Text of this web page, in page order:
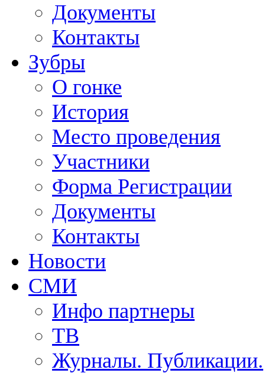
Документы
Контакты
Зубры
О гонке
История
Место проведения
Участники
Форма Регистрации
Документы
Контакты
Новости
СМИ
Инфо партнеры
ТВ
Журналы. Публикации.